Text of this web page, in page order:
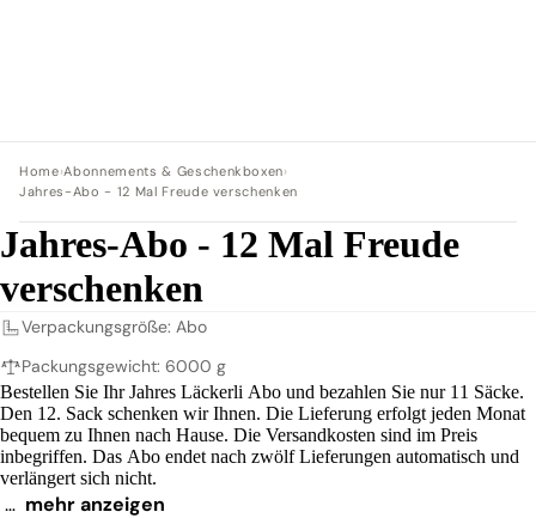
Home›Abonnements & Geschenkboxen›
Jahres-Abo - 12 Mal Freude verschenken
Jahres-Abo - 12 Mal Freude
verschenken
Verpackungsgröße: Abo
Packungsgewicht: 6000 g
Bestellen Sie Ihr Jahres Läckerli Abo und bezahlen Sie nur 11 Säcke.
Den 12. Sack schenken wir Ihnen. Die Lieferung erfolgt jeden Monat
bequem zu Ihnen nach Hause. Die Versandkosten sind im Preis
inbegriffen. Das Abo endet nach zwölf Lieferungen automatisch und
verlängert sich nicht.
… mehr anzeigen
Lieferzeit: 1-2 Tage